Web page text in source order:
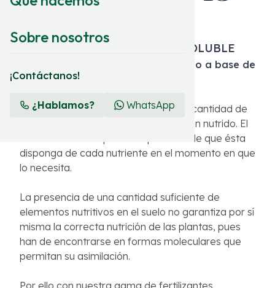
Sobre nosotros
¡Contáctanos!
¿Hablamos? WhatsApp
FERTILIZANTE CRISTALINO SOLUBLE
Abono inorgánico compuesto sólido a base de
macronutrientes
Un cultivo puede fertilizarse con alta cantidad de
fertilizante y sin embargo no estar bien nutrido. El
rendimiento de la planta dependerá de que ésta
disponga de cada nutriente en el momento en que
lo necesita.
La presencia de una cantidad suficiente de
elementos nutritivos en el suelo no garantiza por sí
misma la correcta nutrición de las plantas, pues
han de encontrarse en formas moleculares que
permitan su asimilación.
Por ello con nuestra gama de fertilizantes